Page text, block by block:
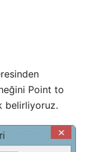
Point to
belirliyoruz.